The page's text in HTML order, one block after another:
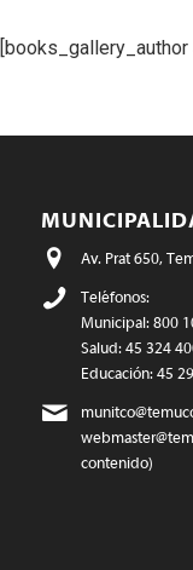
[books_gallery_author
Av. Prat 650,
Teléfonos:
Municipal: 800
Salud: 45 324
Educación: 45
contenido)